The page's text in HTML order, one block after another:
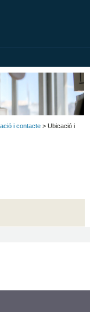
i contacte > Ubicació i